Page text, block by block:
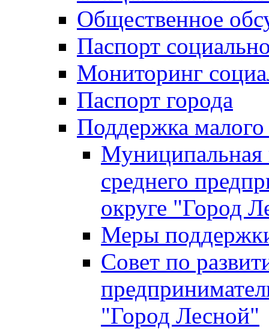
Общественное
Паспорт
Мониторинг
Паспорт города
Поддержка малого
Муниципальная
среднего
округе "Город
Меры
Совет по
"Город Лесной"